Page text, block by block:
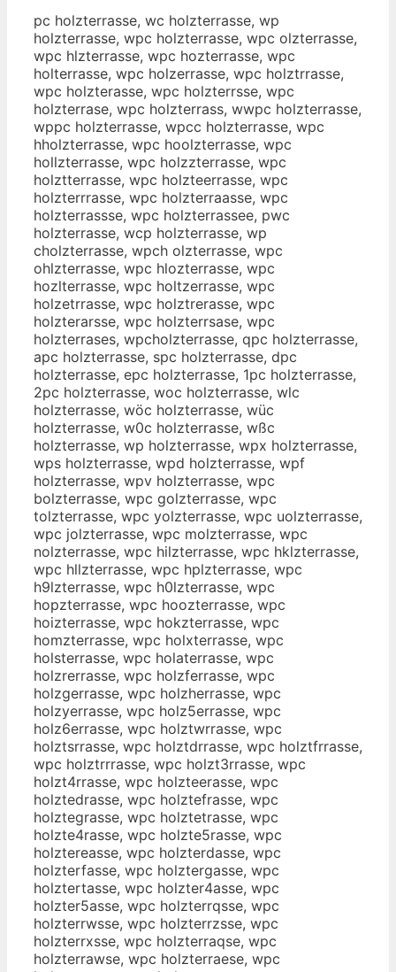
pc holzterrasse, wc holzterrasse, wp
holzterrasse, wpc holzterrasse, wpc olzterrasse,
wpc hlzterrasse, wpc hozterrasse, wpc
holterrasse, wpc holzerrasse, wpc holztrrasse,
wpc holzterasse, wpc holzterrsse, wpc
holzterrase, wpc holzterrass, wwpc holzterrasse,
wppc holzterrasse, wpcc holzterrasse, wpc
hholzterrasse, wpc hoolzterrasse, wpc
hollzterrasse, wpc holzzterrasse, wpc
holztterrasse, wpc holzteerrasse, wpc
holzterrrasse, wpc holzterraasse, wpc
holzterrassse, wpc holzterrassee, pwc
holzterrasse, wcp holzterrasse, wp
cholzterrasse, wpch olzterrasse, wpc
ohlzterrasse, wpc hlozterrasse, wpc
hozlterrasse, wpc holtzerrasse, wpc
holzetrrasse, wpc holztrerasse, wpc
holzterarsse, wpc holzterrsase, wpc
holzterrases, wpcholzterrasse, qpc holzterrasse,
apc holzterrasse, spc holzterrasse, dpc
holzterrasse, epc holzterrasse, 1pc holzterrasse,
2pc holzterrasse, woc holzterrasse, wlc
holzterrasse, wöc holzterrasse, wüc
holzterrasse, w0c holzterrasse, wßc
holzterrasse, wp holzterrasse, wpx holzterrasse,
wps holzterrasse, wpd holzterrasse, wpf
holzterrasse, wpv holzterrasse, wpc
bolzterrasse, wpc golzterrasse, wpc
tolzterrasse, wpc yolzterrasse, wpc uolzterrasse,
wpc jolzterrasse, wpc molzterrasse, wpc
nolzterrasse, wpc hilzterrasse, wpc hklzterrasse,
wpc hllzterrasse, wpc hplzterrasse, wpc
h9lzterrasse, wpc h0lzterrasse, wpc
hopzterrasse, wpc hoozterrasse, wpc
hoizterrasse, wpc hokzterrasse, wpc
homzterrasse, wpc holxterrasse, wpc
holsterrasse, wpc holaterrasse, wpc
holzrerrasse, wpc holzferrasse, wpc
holzgerrasse, wpc holzherrasse, wpc
holzyerrasse, wpc holz5errasse, wpc
holz6errasse, wpc holztwrrasse, wpc
holztsrrasse, wpc holztdrrasse, wpc holztfrrasse,
wpc holztrrrasse, wpc holzt3rrasse, wpc
holzt4rrasse, wpc holzteerasse, wpc
holztedrasse, wpc holztefrasse, wpc
holztegrasse, wpc holztetrasse, wpc
holzte4rasse, wpc holzte5rasse, wpc
holztereasse, wpc holzterdasse, wpc
holzterfasse, wpc holztergasse, wpc
holztertasse, wpc holzter4asse, wpc
holzter5asse, wpc holzterrqsse, wpc
holzterrwsse, wpc holzterrzsse, wpc
holzterrxsse, wpc holzterraqse, wpc
holzterrawse, wpc holzterraese, wpc